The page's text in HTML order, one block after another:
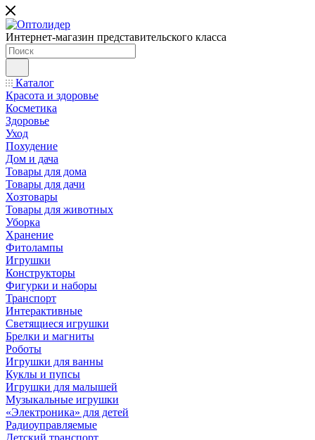
Интернет-магазин представительского класса
Каталог
Красота и здоровье
Косметика
Здоровье
Уход
Похудение
Дом и дача
Товары для дома
Товары для дачи
Хозтовары
Товары для животных
Уборка
Хранение
Фитолампы
Игрушки
Конструкторы
Фигурки и наборы
Транспорт
Интерактивные
Светящиеся игрушки
Брелки и магниты
Роботы
Игрушки для ванны
Куклы и пупсы
Игрушки для малышей
Музыкальные игрушки
«Электроника» для детей
Радиоуправляемые
Детский транспорт